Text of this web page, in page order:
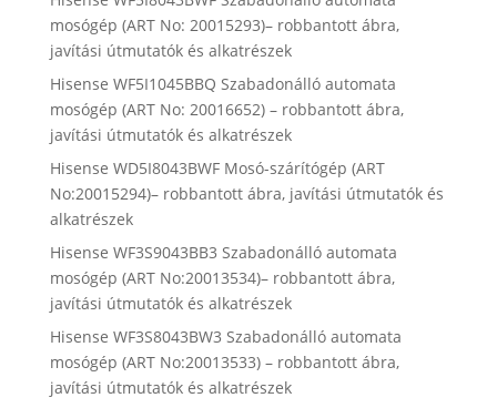
mosógép (ART No: 20015293)– robbantott ábra,
javítási útmutatók és alkatrészek
Hisense WF5I1045BBQ Szabadonálló automata
mosógép (ART No: 20016652) – robbantott ábra,
javítási útmutatók és alkatrészek
Hisense WD5I8043BWF Mosó-szárítógép (ART
No:20015294)– robbantott ábra, javítási útmutatók és
alkatrészek
Hisense WF3S9043BB3 Szabadonálló automata
mosógép (ART No:20013534)– robbantott ábra,
javítási útmutatók és alkatrészek
Hisense WF3S8043BW3 Szabadonálló automata
mosógép (ART No:20013533) – robbantott ábra,
javítási útmutatók és alkatrészek